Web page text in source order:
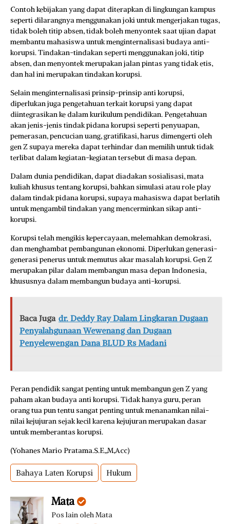
Contoh kebijakan yang dapat diterapkan di lingkungan kampus
seperti dilarangnya menggunakan joki untuk mengerjakan tugas,
tidak boleh titip absen, tidak boleh menyontek saat ujian dapat
membantu mahasiswa untuk menginternalisasi budaya anti-
korupsi. Tindakan-tindakan seperti menggunakan joki, titip
absen, dan menyontek merupakan jalan pintas yang tidak etis,
dan hal ini merupakan tindakan korupsi.
Selain menginternalisasi prinsip-prinsip anti korupsi,
diperlukan juga pengetahuan terkait korupsi yang dapat
diintegrasikan ke dalam kurikulum pendidikan. Pengetahuan
akan jenis-jenis tindak pidana korupsi seperti penyuapan,
pemerasan, pencucian uang, gratifikasi, harus dimengerti oleh
gen Z supaya mereka dapat terhindar dan memilih untuk tidak
terlibat dalam kegiatan-kegiatan tersebut di masa depan.
Dalam dunia pendidikan, dapat diadakan sosialisasi, mata
kuliah khusus tentang korupsi, bahkan simulasi atau role play
dalam tindak pidana korupsi, supaya mahasiswa dapat berlatih
untuk mengambil tindakan yang mencerminkan sikap anti-
korupsi.
Korupsi telah mengikis kepercayaan, melemahkan demokrasi,
dan menghambat pembangunan ekonomi. Diperlukan generasi-
generasi penerus untuk memutus akar masalah korupsi. Gen Z
merupakan pilar dalam membangun masa depan Indonesia,
khususnya dalam membangun budaya anti-korupsi.
Baca Juga dr. Deddy Ray Dalam Lingkaran Dugaan
Penyalahgunaan Wewenang dan Dugaan
Penyelewengan Dana BLUD Rs Madani
Peran pendidik sangat penting untuk membangun gen Z yang
paham akan budaya anti korupsi. Tidak hanya guru, peran
orang tua pun tentu sangat penting untuk menanamkan nilai-
nilai kejujuran sejak kecil karena kejujuran merupakan dasar
untuk memberantas korupsi.
(Yohanes Mario Pratama.S.E,,M,Acc)
Bahaya Laten Korupsi Hukum
Mata
Pos lain oleh Mata